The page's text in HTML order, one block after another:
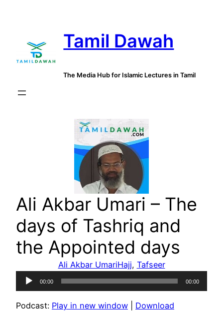
Tamil Dawah
The Media Hub for Islamic Lectures in Tamil
Ali Akbar Umari – The
days of Tashriq and
the Appointed days
Ali Akbar UmariHajj, Tafseer
Audio
Player
00:00 00:00
Podcast: Play in new window
Download